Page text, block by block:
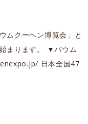
ムクーヘン博覧会」と
まります。 ▼バウム
日本全国47